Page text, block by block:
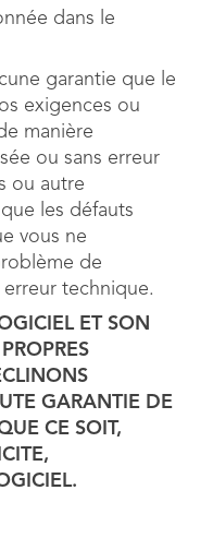
dans le
garantie que le
exigences ou
manière
ou sans erreur
ou autre
les défauts
vous ne
de
technique.
ET SON
GARANTIE DE
CE SOIT,